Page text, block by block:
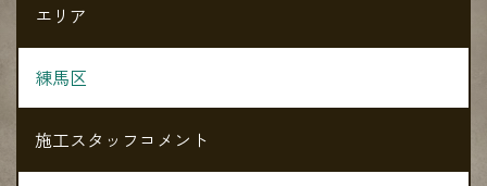
エリア
練馬区
施工スタッフコメント